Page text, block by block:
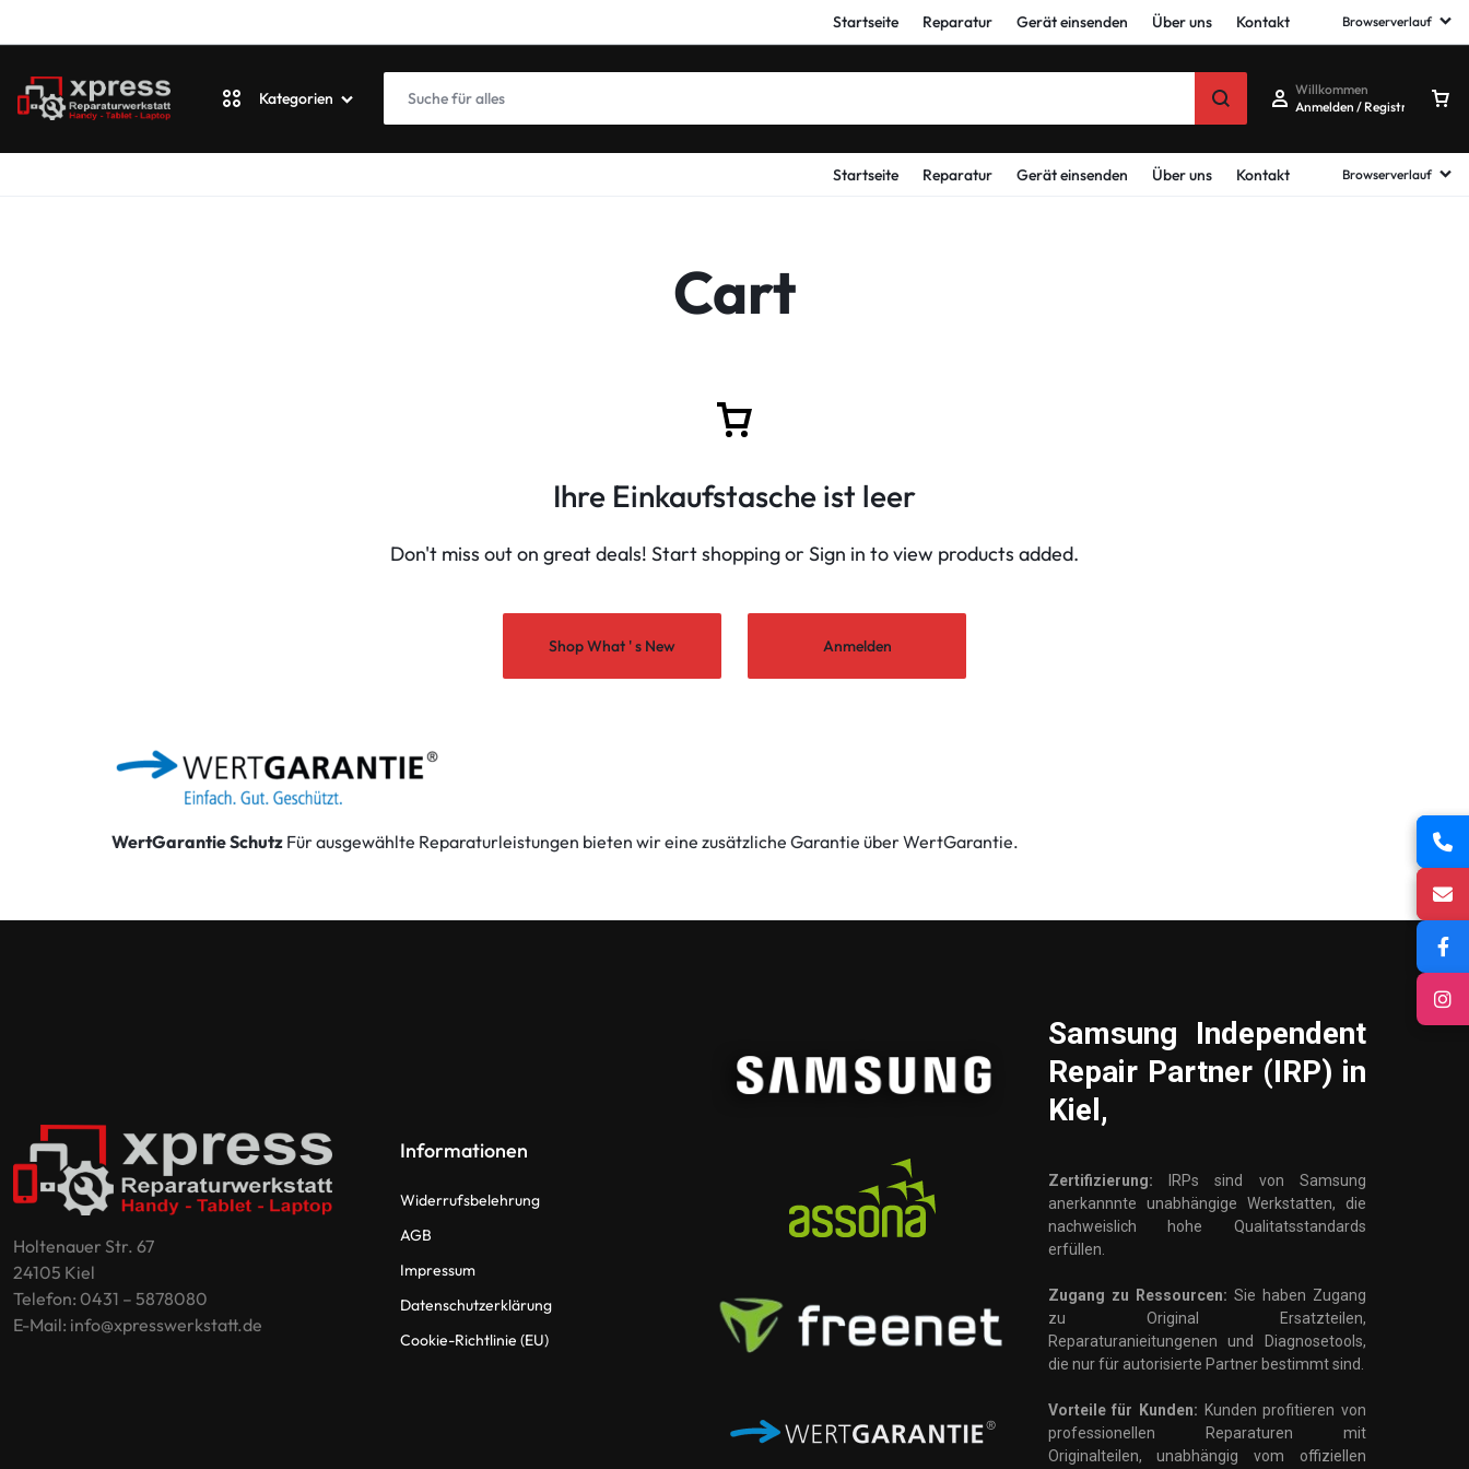
XPRESSWERKSTATT
Kategorien
Microsoft
Motorola
Samsung
Samsung Tablet
Xiaomi
Willkommen
Anmelden / Registrieren
Startseite Reparatur Gerät einsenden Über uns Kontakt Browserverlauf
Startseite Reparatur Gerät einsenden Über uns Kontakt Browserverlauf
Cart
Ihre Einkaufstasche ist leer
Don't miss out on great deals! Start shopping or Sign in to view products added.
Shop What ' s New Anmelden
WertGarantie Schutz Für ausgewählte Reparaturleistungen bieten wir eine zusätzliche Garantie über WertGarantie.
Holtenauer Str. 67
24105 Kiel
Telefon: 0431 – 5878080
E-Mail: info@xpresswerkstatt.de
Informationen
Widerrufsbelehrung
AGB
Impressum
Datenschutzerklärung
Cookie-Richtlinie (EU)
Samsung Independent
Repair Partner (IRP) in
Kiel,
Zertifizierung: IRPs sind von Samsung
anerkannnte unabhängige Werkstatten, die
nachweislich hohe Qualitatsstandards
erfüllen.
Zugang zu Ressourcen: Sie haben Zugang
zu Original Ersatzteilen,
Reparaturanieitungenen und Diagnosetools,
die nur für autorisierte Partner bestimmt sind.
Vorteile für Kunden: Kunden profitieren von
professionellen Reparaturen mit
Originalteilen, unabhängig vom offiziellen